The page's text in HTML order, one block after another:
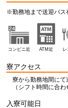
※勤務地まで送迎バス
コンビニ近 ATM近 レ
寮アクセス
寮から勤務地間に
（シフト時間に合わ
入寮可能日